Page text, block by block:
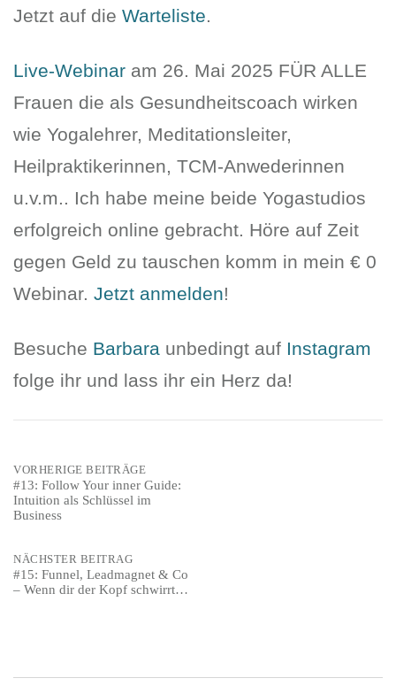
Jetzt auf die Warteliste.
Live-Webinar am 26. Mai 2025 FÜR ALLE
Frauen die als Gesundheitscoach wirken
wie Yogalehrer, Meditationsleiter,
Heilpraktikerinnen, TCM-Anwederinnen
u.v.m.. Ich habe meine beide Yogastudios
erfolgreich online gebracht. Höre auf Zeit
gegen Geld zu tauschen komm in mein € 0
Webinar. Jetzt anmelden!
Besuche Barbara unbedingt auf Instagram
folge ihr und lass ihr ein Herz da!
Post
navigation
VORHERIGE BEITRÄGE
#13: Follow Your inner Guide:
Intuition als Schlüssel im
Business
NÄCHSTER BEITRAG
#15: Funnel, Leadmagnet & Co
– Wenn dir der Kopf schwirrt…